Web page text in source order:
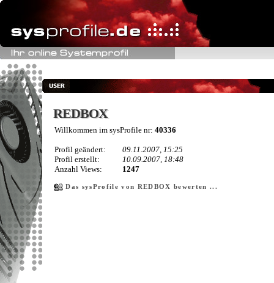
REDBOX
REDBOX
Willkommen im sysProfile nr: 40336
Profil geändert:
09.11.2007, 15:25
Profil erstellt:
10.09.2007, 18:48
Anzahl Views:
1247
Das sysProfile von REDBOX bewerten ...